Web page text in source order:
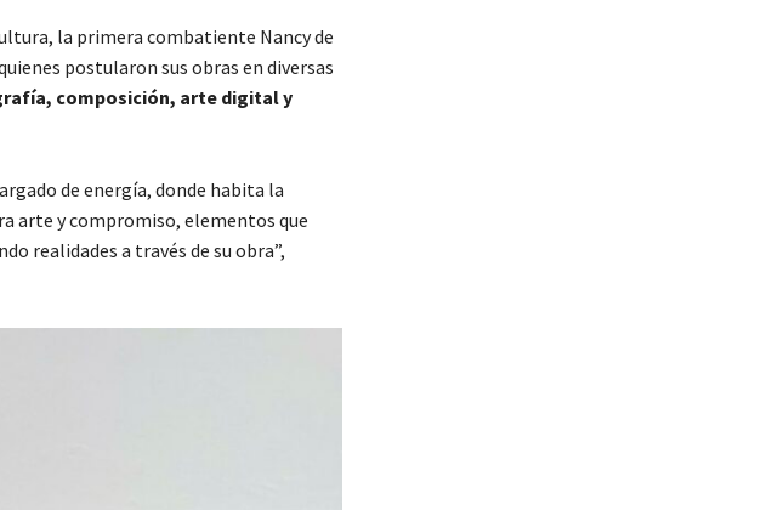
la primera combatiente Nancy de
postularon sus obras en diversas
composición, arte digital y
de energía, donde habita la
arte y compromiso, elementos que
realidades a través de su obra”,